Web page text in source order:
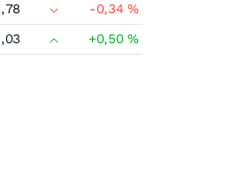
-0,34%
+0,50%